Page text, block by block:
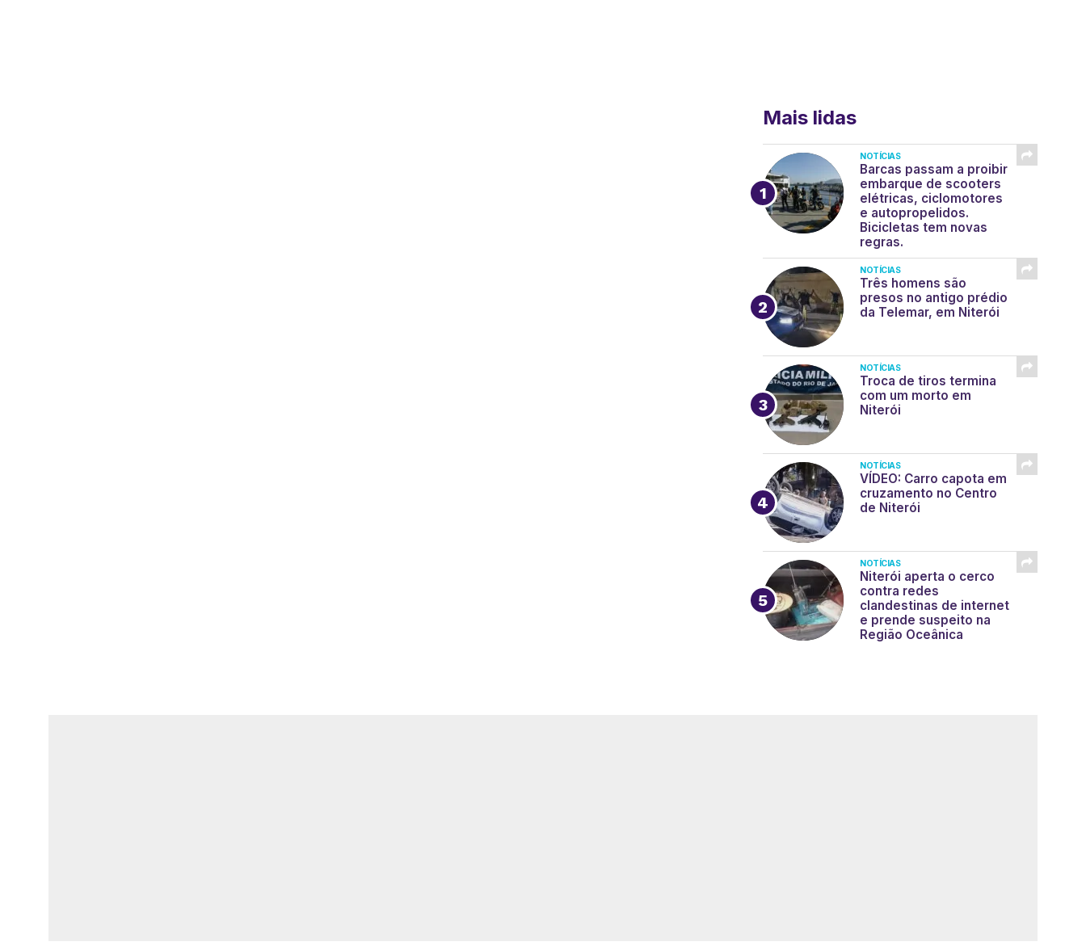
Mais lidas
NOTÍCIAS
Barcas passam a proibir
embarque de scooters
elétricas, ciclomotores
e autopropelidos.
Bicicletas tem novas
regras.
NOTÍCIAS
Três homens são
presos no antigo prédio
da Telemar, em Niterói
NOTÍCIAS
Troca de tiros termina
com um morto em
Niterói
NOTÍCIAS
VÍDEO: Carro capota em
cruzamento no Centro
de Niterói
NOTÍCIAS
Niterói aperta o cerco
contra redes
clandestinas de internet
e prende suspeito na
Região Oceânica